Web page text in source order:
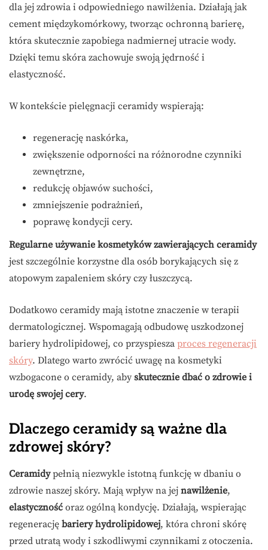
dla jej zdrowia i odpowiedniego nawilżenia. Działają jak
cement międzykomórkowy, tworząc ochronną barierę,
która skutecznie zapobiega nadmiernej utracie wody.
Dzięki temu skóra zachowuje swoją jędrność i
elastyczność.
W kontekście pielęgnacji ceramidy wspierają:
regenerację naskórka,
zwiększenie odporności na różnorodne czynniki
zewnętrzne,
redukcję objawów suchości,
zmniejszenie podrażnień,
poprawę kondycji cery.
Regularne używanie kosmetyków zawierających ceramidy
jest szczególnie korzystne dla osób borykających się z
atopowym zapaleniem skóry czy łuszczycą.
Dodatkowo ceramidy mają istotne znaczenie w terapii
dermatologicznej. Wspomagają odbudowę uszkodzonej
bariery hydrolipidowej, co przyspiesza proces regeneracji
skóry. Dlatego warto zwrócić uwagę na kosmetyki
wzbogacone o ceramidy, aby skutecznie dbać o zdrowie i
urodę swojej cery.
Dlaczego ceramidy są ważne dla
zdrowej skóry?
Ceramidypełnią niezwykle istotną funkcję w dbaniu o
zdrowie naszej skóry. Mają wpływ na jej nawilżenie,
elastyczność oraz ogólną kondycję. Działają, wspierając
regenerację bariery hydrolipidowej, która chroni skórę
przed utratą wody i szkodliwymi czynnikami z otoczenia.